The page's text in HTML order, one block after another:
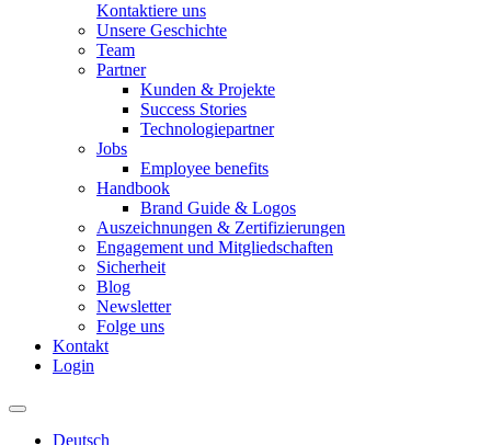
Kontaktiere uns
Unsere Geschichte
Team
Partner
Kunden & Projekte
Success Stories
Technologiepartner
Jobs
Employee benefits
Handbook
Brand Guide & Logos
Auszeichnungen & Zertifizierungen
Engagement und Mitgliedschaften
Sicherheit
Blog
Newsletter
Folge uns
Kontakt
Login
Deutsch